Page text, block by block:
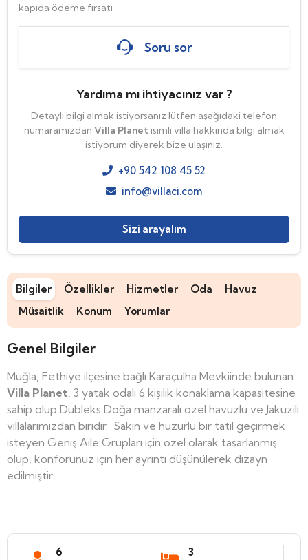
Bilgiler Özellikler Hizmetler Oda
Havuz
Müsaitlik
Konum Yorumlar
Genel Bilgiler
Muğla, Fethiye ilçesine bağlı Karaçulha Mevkiinde bulunan
Villa Planet, 3 yatak odalı 6 kişilik konaklama kapasitesine
sahip olup Dubleks Doğa manzaralı özel havuzlu ve Jakuzili
villalarımızdan biridir. Sakin ve huzurlu bir tatil geçirmek
isteyen Geniş Aile Grupları için özel olarak tasarlanmış
olup, konforunuz için her ayrıntı düşünülerek dizayn
edilmiştir.
6
3
kapıda ödeme fırsatı
Soru sor
Yardıma mı ihtiyacınız var ?
Detaylı bilgi almak istiyorsanız lütfen aşağıdaki telefon
numaramızdan Villa Planet isimli villa hakkında bilgi almak
istiyorum diyerek bize ulaşınız.
+90 542 108 45 52
info@villaci.com
Sizi arayalım